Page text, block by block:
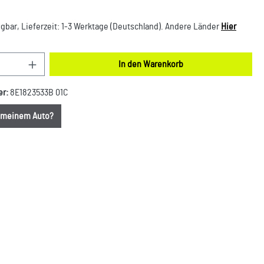
Lieferzeit: 1-3 Werktage (Deutschland). Andere Länder Hier
Gib den gewünschten Wert ein oder
In den Warenkorb
8E1823533B 01C
meinem Auto?